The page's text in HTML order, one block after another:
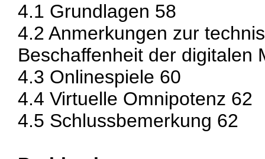
4.1 Grundlagen 58
4.2 Anmerkungen zur
Beschaffenheit der digitalen
4.3 Onlinespiele 60
4.4 Virtuelle Omnipotenz 62
4.5 Schlussbemerkung 62